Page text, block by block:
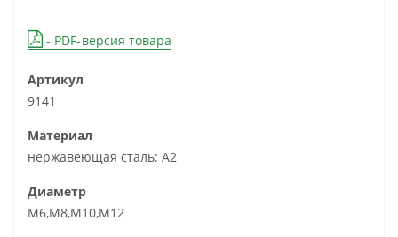
- PDF-версия товара
Артикул
9141
Материал
нержавеющая сталь: А2
Диаметр
М6,М8,М10,М12